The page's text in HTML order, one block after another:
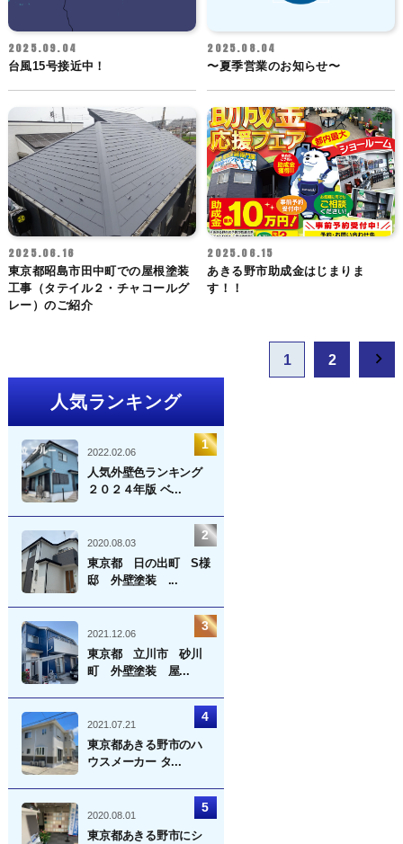
2025.09.04
台風15号接近中！
2025.08.04
〜夏季営業のお知らせ〜
2025.06.16
東京都昭島市田中町での屋根塗装
工事（タテイル２・チャコールグ
レー）のご紹介
2025.06.15
あきる野市助成金はじまりま
す！！
ー
シ
ョ
ン
1 2
人気ランキング
2022.02.06
人気外壁色ランキング
２０２４年版 ベ...
2020.08.03
東京都 日の出町 S様
邸 外壁塗装 ...
2021.12.06
東京都 立川市 砂川
町 外壁塗装 屋...
2021.07.21
東京都あきる野市のハ
ウスメーカー タ...
2020.08.01
東京都あきる野市にシ